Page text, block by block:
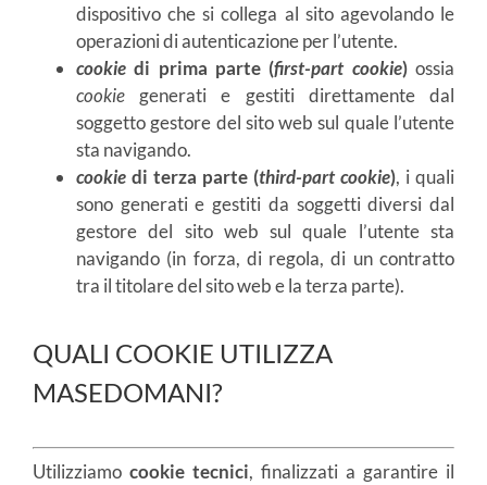
dispositivo che si collega al sito agevolando le
operazioni di autenticazione per l’utente.
cookie di prima parte (first-part cookie)ossia
cookie generati e gestiti direttamente dal
soggetto gestore del sito web sul quale l’utente
sta navigando.
cookie di terza parte (third-part cookie), i quali
sono generati e gestiti da soggetti diversi dal
gestore del sito web sul quale l’utente sta
navigando (in forza, di regola, di un contratto
tra il titolare del sito web e la terza parte).
QUALI COOKIE UTILIZZA
MASEDOMANI?
Utilizziamo cookie tecnici, finalizzati a garantire il